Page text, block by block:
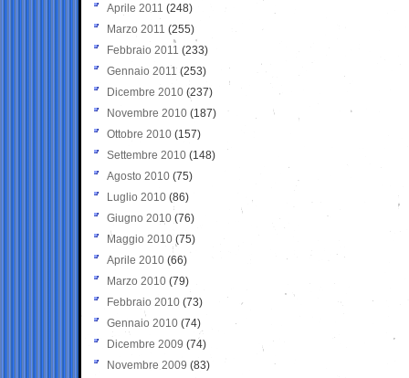
Aprile 2011 (248)
Marzo 2011 (255)
Febbraio 2011 (233)
Gennaio 2011 (253)
Dicembre 2010 (237)
Novembre 2010 (187)
Ottobre 2010 (157)
Settembre 2010 (148)
Agosto 2010 (75)
Luglio 2010 (86)
Giugno 2010 (76)
Maggio 2010 (75)
Aprile 2010 (66)
Marzo 2010 (79)
Febbraio 2010 (73)
Gennaio 2010 (74)
Dicembre 2009 (74)
Novembre 2009 (83)